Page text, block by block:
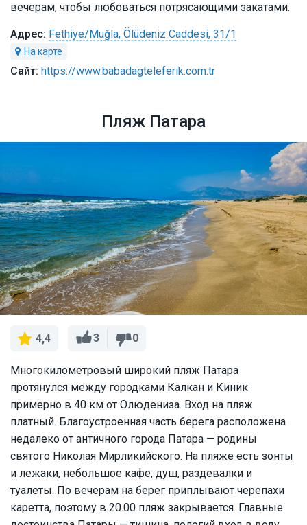
вечерам, чтобы любоваться потрясающими закатами.
Fethiye/Muğla, Ölüdeniz Caddesi, 31/1
https://www.babadagteleferik.com.tr
Пляж Патара
4,4 3 0
Многокилометровый широкий пляж Патара
протянулся между городками Калкан и Киник
примерно в 40 км от Олюдениза. Вход на пляж
платный. Благоустроенная часть берега расположена
недалеко от античного города Патара — родины
святого Николая Мирликийского. На пляже есть зонты
и лежаки, небольшое кафе, душ, раздевалки и
туалеты. По вечерам на берег приплывают черепахи
каретта, поэтому в 20.00 пляж закрывается. Главные